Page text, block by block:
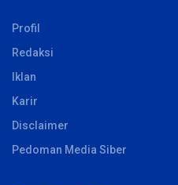
Profil
Redaksi
Iklan
Karir
Disclaimer
Pedoman Media Siber